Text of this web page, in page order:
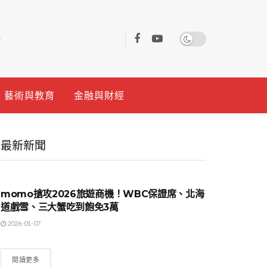
藝術與教育 金融與財經
最新新聞
影劇與娛樂
momo搶攻2026旅遊商機！WBC保證席、北海
道戲雪、三大蟹吃到飽免3萬
2026-01-07
閱讀更多